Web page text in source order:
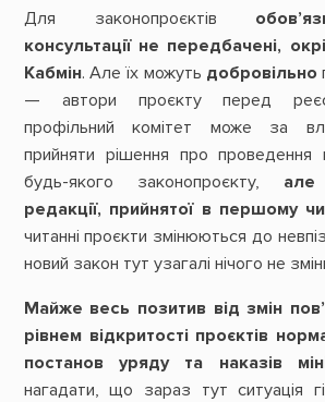
Для законопроєктів
консультації не передбачені,
Кабмін. Але їх можуть добровільно
— автори проєкту перед
профільний комітет може за
прийняти рішення про проведення
будь-якого законопроєкту,
редакції, прийнятої в першому
читанні проєкти змінюються до
новий закон тут узагалі нічого не
Майже весь позитив від змін
рівнем відкритості проєктів
постанов уряду та наказів
нагадати, що зараз тут ситуація